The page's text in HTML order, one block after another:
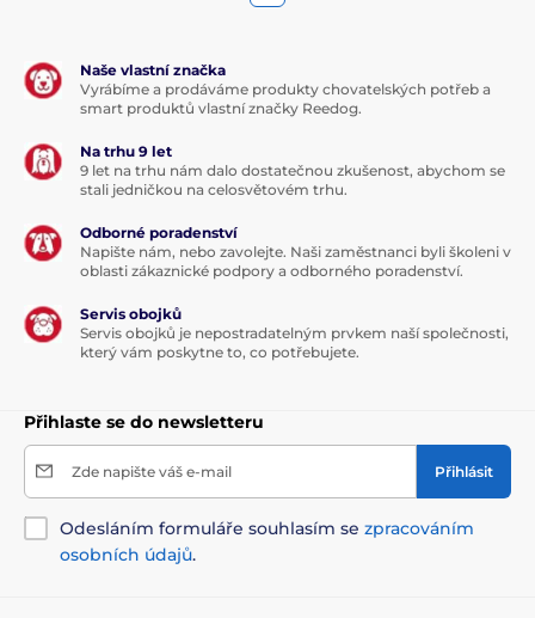
Naše vlastní značka
Vyrábíme a prodáváme produkty chovatelských potřeb a
smart produktů vlastní značky Reedog.
Na trhu 9 let
9 let na trhu nám dalo dostatečnou zkušenost, abychom se
stali jedničkou na celosvětovém trhu.
Odborné poradenství
Napište nám, nebo zavolejte. Naši zaměstnanci byli školeni v
oblasti zákaznické podpory a odborného poradenství.
Servis obojků
Servis obojků je nepostradatelným prvkem naší společnosti,
který vám poskytne to, co potřebujete.
Přihlaste se do newsletteru
Zde napište váš e-mail Přihlásit
Odesláním formuláře souhlasím se zpracováním
osobních údajů.